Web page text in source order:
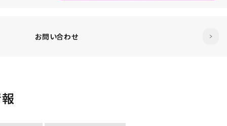
お問い合わせ